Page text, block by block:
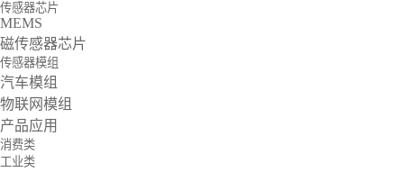
传感器芯片
MEMS
磁传感器芯片
传感器模组
汽车模组
物联网模组
产品应用
消费类
工业类